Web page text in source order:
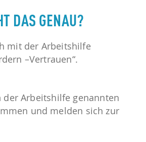
DAS GENAU?
mit der Arbeitshilfe
–Vertrauen“.
der Arbeitshilfe genannten
und melden sich zur